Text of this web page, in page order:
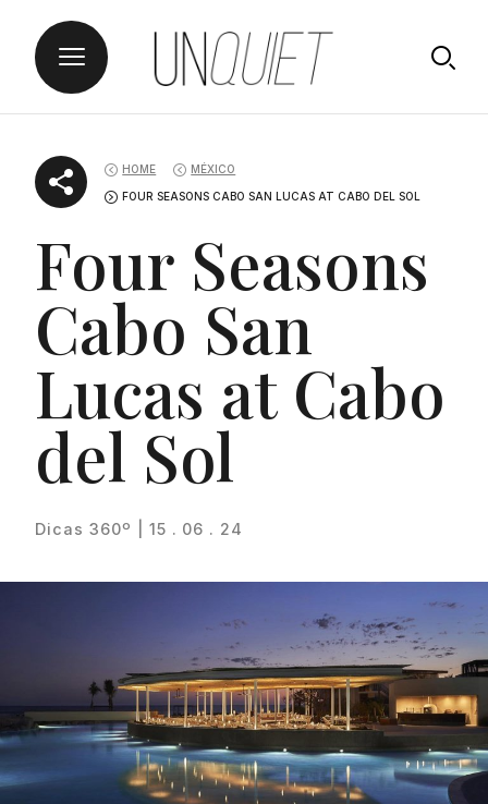
content
Proudly
HOME MÉXICO
FOUR SEASONS CABO SAN LUCAS AT CABO DEL SOL
Four Seasons
Cabo San
Lucas at Cabo
del Sol
Dicas 360º | 15 . 06 . 24